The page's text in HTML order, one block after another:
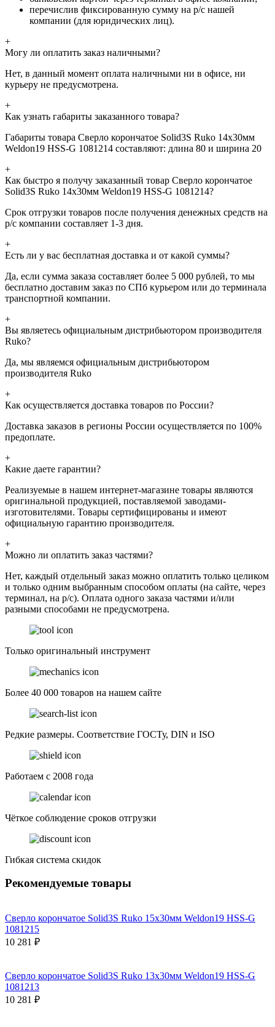
перечислив фиксированную сумму на р/с нашей
компании (для юридических лиц).
+
Могу ли оплатить заказ наличными?
Нет, в данный момент оплата наличными ни в офисе, ни
курьеру не предусмотрена.
+
Как узнать габариты заказанного товара?
Габариты товара Сверло корончатое Solid3S Ruko 14x30мм
Weldon19 HSS-G 1081214 составляют: длина 80 и ширина 20
+
Как быстро я получу заказанный товар Сверло корончатое
Solid3S Ruko 14x30мм Weldon19 HSS-G 1081214?
Срок отгрузки товаров после получения денежных средств на
р/с компании составляет 1-3 дня.
+
Есть ли у вас бесплатная доставка и от какой суммы?
Да, если сумма заказа составляет более 5 000 рублей, то мы
бесплатно доставим заказ по СПб курьером или до терминала
транспортной компании.
+
Вы являетесь официальным дистрибьютором производителя
Ruko?
Да, мы являемся официальным дистрибьютором
производителя Ruko
+
Как осуществляется доставка товаров по России?
Доставка заказов в регионы России осуществляется по 100%
предоплате.
+
Какие даете гарантии?
Реализуемые в нашем интернет-магазине товары являются
оригинальной продукцией, поставляемой заводами-
изготовителями. Товары сертифицированы и имеют
официальную гарантию производителя.
+
Можно ли оплатить заказ частями?
Нет, каждый отдельный заказ можно оплатить только целиком
и только одним выбранным способом оплаты (на сайте, через
терминал, на р/с). Оплата одного заказа частями и/или
разными способами не предусмотрена.
Только оригинальный инструмент
Более 40 000 товаров на нашем сайте
Редкие размеры. Соответствие ГОСТу, DIN и ISO
Работаем с 2008 года
Чёткое соблюдение сроков отгрузки
Гибкая система скидок
Рекомендуемые товары
Сверло корончатое Solid3S Ruko 15x30мм Weldon19 HSS-G
1081215
10 281 ₽
Сверло корончатое Solid3S Ruko 13x30мм Weldon19 HSS-G
1081213
10 281 ₽